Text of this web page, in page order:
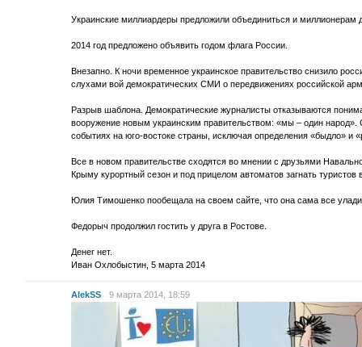
Украинские миллиардеры предложили объединиться и миллионерам
2014 год предложено объявить годом флага России.
Внезапно. К ночи временное украинское правительство снизило
слухами вой демократических СМИ о передвижениях российской
Разрыв шаблона. Демократические журналисты отказываются
вооружение новым украинским правительством: «мы – один народ».
событиях на юго-востоке страны, исключая определения «быдло»
Все в новом правительстве сходятся во мнении с друзьями
Крыму курортный сезон и под прицелом автоматов загнать туристов
Юлия Тимошенко пообещала на своем сайте, что она сама все
Федорыч продолжил гостить у друга в Ростове.
Денег нет.
Иван Охлобыстин, 5 марта 2014
AlekSS 9 марта 2014, 18:59